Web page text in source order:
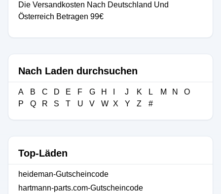
Die Versandkosten Nach Deutschland Und
Österreich Betragen 99€
Nach Laden durchsuchen
A B C D E F G H J K L M N
O
P
Q R S T U V W X Y Z #
Top-Läden
heideman-Gutscheincode
hartmann-parts.com-Gutscheincode